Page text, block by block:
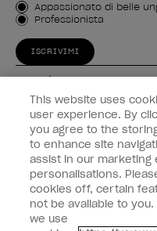
Tipo di cliente
Appassionato di belle
Professionista
ISCRIVIMI
Esperienza
Collegati
Informazioni sul cliente
This website uses
user experience. By
you agree to the
to enhance site
assist in our
personalisations.
cookies off, certain
not be available to
we use